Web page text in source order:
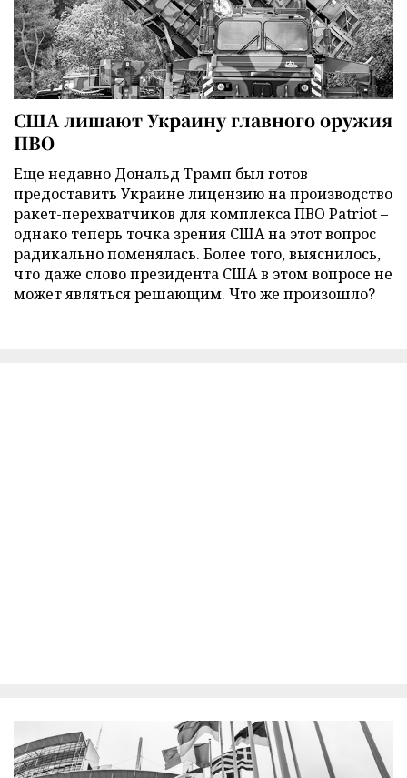
США лишают Украину главного оружия
ПВО
Еще недавно Дональд Трамп был готов
предоставить Украине лицензию на производство
ракет-перехватчиков для комплекса ПВО Patriot –
однако теперь точка зрения США на этот вопрос
радикально поменялась. Более того, выяснилось,
что даже слово президента США в этом вопросе не
может являться решающим. Что же произошло?